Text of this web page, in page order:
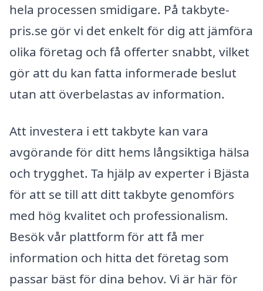
hela processen smidigare. På takbyte-
pris.se gör vi det enkelt för dig att jämföra
olika företag och få offerter snabbt, vilket
gör att du kan fatta informerade beslut
utan att överbelastas av information.
Att investera i ett takbyte kan vara
avgörande för ditt hems långsiktiga hälsa
och trygghet. Ta hjälp av experter i Bjästa
för att se till att ditt takbyte genomförs
med hög kvalitet och professionalism.
Besök vår plattform för att få mer
information och hitta det företag som
passar bäst för dina behov. Vi är här för